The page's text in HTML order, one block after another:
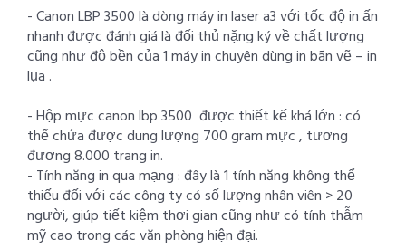
- Canon LBP 3500 là dòng máy in laser a3 với tốc độ in ấn
nhanh được đánh giá là đối thủ nặng ký về chất lượng
cũng như độ bền của 1 máy in chuyên dùng in bãn vẽ – in
lụa .
- Hộp mực canon lbp 3500 được thiết kế khá lớn : có
thể chứa được dung lượng 700 gram mực , tương
đương 8.000 trang in.
- Tính năng in qua mạng : đây là 1 tính năng không thể
thiếu đối với các công ty có số lượng nhân viên > 20
người, giúp tiết kiệm thơi gian cũng như có tính thẫm
mỹ cao trong các văn phòng hiện đại.